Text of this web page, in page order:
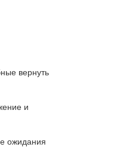
вернуть
и
ожидания